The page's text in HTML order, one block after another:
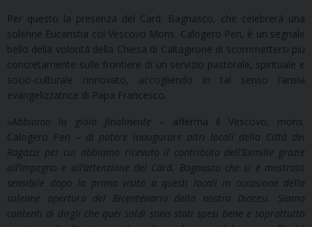
Per questo la presenza del Card. Bagnasco, che celebrerà una
solenne Eucaristia col Vescovo Mons. Calogero Peri, è un segnale
bello della volontà della Chiesa di Caltagirone di scommettersi più
concretamente sulle frontiere di un servizio pastorale, spirituale e
socio-culturale rinnovato, accogliendo in tal senso l’ansia
evangelizzatrice di Papa Francesco.
«Abbiamo la gioia finalmente – afferma il Vescovo, mons.
Calogero Peri – di potere inaugurare altri locali della Città dei
Ragazzi per cui abbiamo ricevuto il contributo dell’8xmille grazie
all’impegno e all’attenzione del Card. Bagnasco che si è mostrato
sensibile dopo la prima visita a questi locali in occasione della
solenne apertura del Bicentenario della nostra Diocesi. Siamo
contenti di dirgli che quei soldi sono stati spesi bene e soprattutto